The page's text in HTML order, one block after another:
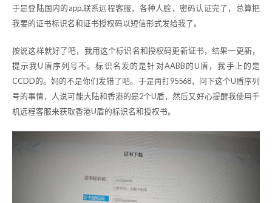
于是登陆国内的app,联系远程客服，各种人脸，密码认证完了，总算把
我要的证书标识名和证书授权码以短信形式发给我了。
按说这样就好了吧，我用这个标识名和授权码更新证书，结果一更新，
提示我U盾序列号不。标识名发的是针对AABB的U盾，我手上的是
CCDD的。妈的不是你们发错了吧。于是再打95568，问下这个U盾序列
号的事情，人说可能大陆和香港的是2个U盾，然后又好心提醒我使用手
机远程客服来获取香港U盾的标识名和授权书。